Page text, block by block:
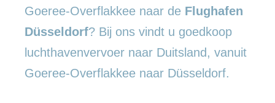
Goeree-Overflakkee naar de Flughafen
Düsseldorf? Bij ons vindt u goedkoop
luchthavenvervoer naar Duitsland, vanuit
Goeree-Overflakkee naar Düsseldorf.